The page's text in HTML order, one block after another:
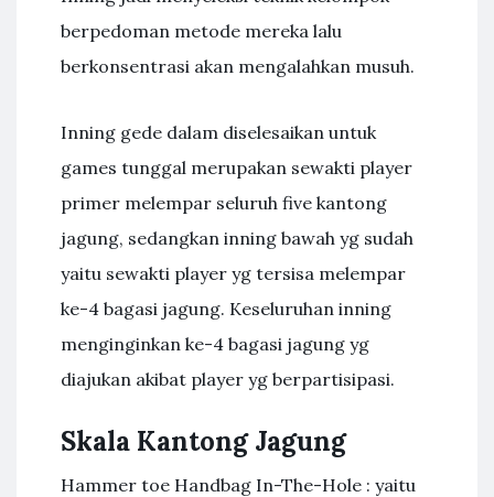
berpedoman metode mereka lalu
berkonsentrasi akan mengalahkan musuh.
Inning gede dalam diselesaikan untuk
games tunggal merupakan sewakti player
primer melempar seluruh five kantong
jagung, sedangkan inning bawah yg sudah
yaitu sewakti player yg tersisa melempar
ke-4 bagasi jagung. Keseluruhan inning
menginginkan ke-4 bagasi jagung yg
diajukan akibat player yg berpartisipasi.
Skala Kantong Jagung
Hammer toe Handbag In-The-Hole : yaitu